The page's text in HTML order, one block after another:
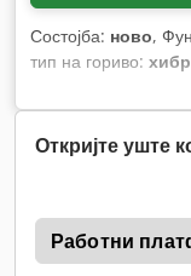
Состојба: ново,
тип на гориво:
, Година
Откријте уште
Работни